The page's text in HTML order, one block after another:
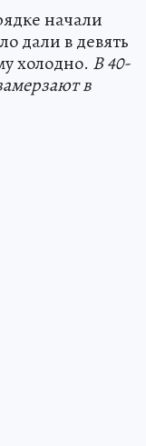
начали
дали в девять
холодно. В 40-
в